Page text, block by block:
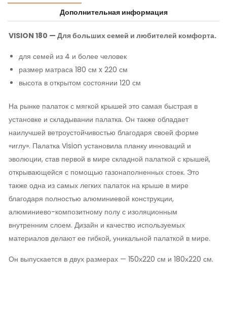
Дополнительная информация
VISION 180 — Для больших семей и любителей комфорта.
для семей из 4 и более человек
размер матраса 180 см x 220 см
высота в открытом состоянии 120 см
На рынке палаток с мягкой крышей это самая быстрая в
установке и складывании палатка. Он также обладает
наилучшей ветроустойчивостью благодаря своей форме
«иглу». Палатка Vision установила планку инноваций и
эволюции, став первой в мире складной палаткой с крышей,
открывающейся с помощью газонаполненных стоек. Это
также одна из самых легких палаток на крыше в мире
благодаря полностью алюминиевой конструкции,
алюминиево-композитному полу с изоляционным
внутренним слоем. Дизайн и качество используемых
материалов делают ее гибкой, уникальной палаткой в мире.
Он выпускается в двух размерах — 150х220 см и 180х220 см.